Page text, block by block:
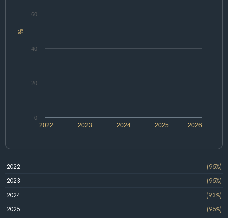
%
2022 2024 2026
2023 2025
0
20
40
60
2022
(95%)
2023
(95%)
2024
(93%)
2025
(95%)